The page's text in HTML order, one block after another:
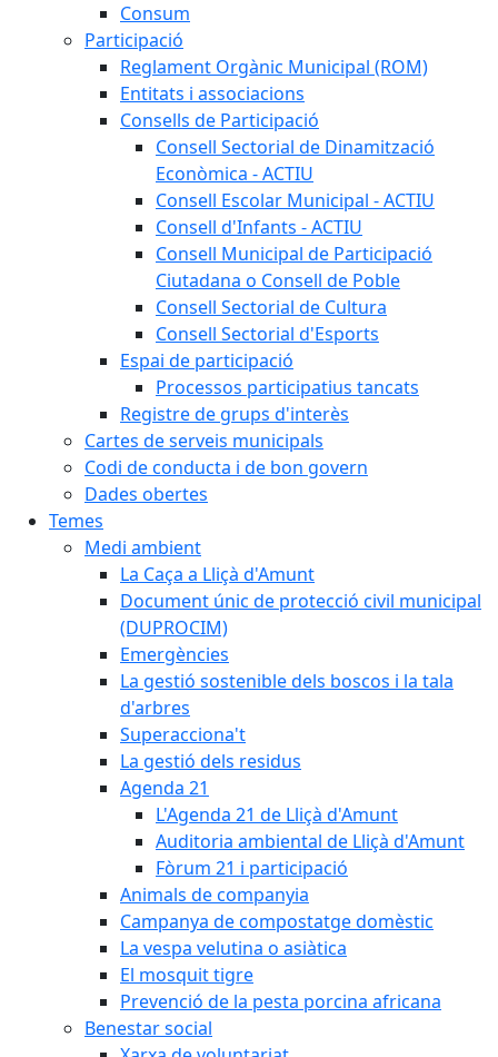
Consum
Participació
Reglament Orgànic Municipal (ROM)
Entitats i associacions
Consells de Participació
Consell Sectorial de Dinamització
Econòmica - ACTIU
Consell Escolar Municipal - ACTIU
Consell d'Infants - ACTIU
Consell Municipal de Participació
Ciutadana o Consell de Poble
Consell Sectorial de Cultura
Consell Sectorial d'Esports
Espai de participació
Processos participatius tancats
Registre de grups d'interès
Cartes de serveis municipals
Codi de conducta i de bon govern
Dades obertes
Temes
Medi ambient
La Caça a Lliçà d'Amunt
Document únic de protecció civil municipal
(DUPROCIM)
Emergències
La gestió sostenible dels boscos i la tala
d'arbres
Superacciona't
La gestió dels residus
Agenda 21
L'Agenda 21 de Lliçà d'Amunt
Auditoria ambiental de Lliçà d'Amunt
Fòrum 21 i participació
Animals de companyia
Campanya de compostatge domèstic
La vespa velutina o asiàtica
El mosquit tigre
Prevenció de la pesta porcina africana
Benestar social